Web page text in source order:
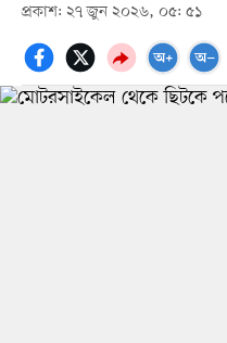
প্রকাশ: ২৭ জুন ২০২৬, ০৫: ৫১